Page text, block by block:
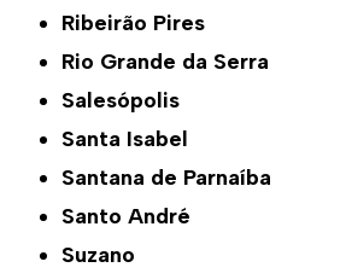
Ribeirão Pires
Rio Grande da Serra
Salesópolis
Santa Isabel
Santana de Parnaíba
Santo André
Suzano